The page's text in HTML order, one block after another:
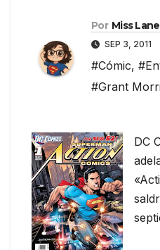
Por Miss Lane
SEP 3, 2011
#Cómic,
#Grant
DC